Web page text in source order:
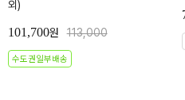
외)
101,700원 113,000
수도권일부배송